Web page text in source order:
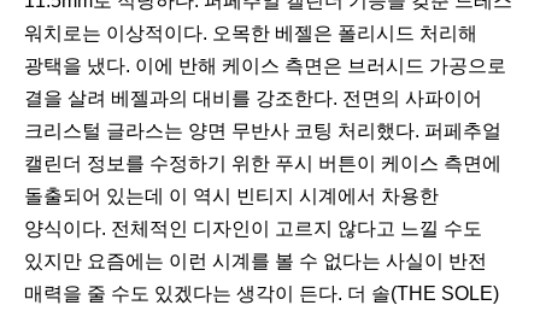
워치로는 이상적이다. 오목한 베젤은 폴리시드 처리해
광택을 냈다. 이에 반해 케이스 측면은 브러시드 가공으로
결을 살려 베젤과의 대비를 강조한다. 전면의 사파이어
크리스털 글라스는 양면 무반사 코팅 처리했다. 퍼페추얼
캘린더 정보를 수정하기 위한 푸시 버튼이 케이스 측면에
돌출되어 있는데 이 역시 빈티지 시계에서 차용한
양식이다. 전체적인 디자인이 고르지 않다고 느낄 수도
있지만 요즘에는 이런 시계를 볼 수 없다는 사실이 반전
매력을 줄 수도 있겠다는 생각이 든다. 더 솔(THE SOLE)